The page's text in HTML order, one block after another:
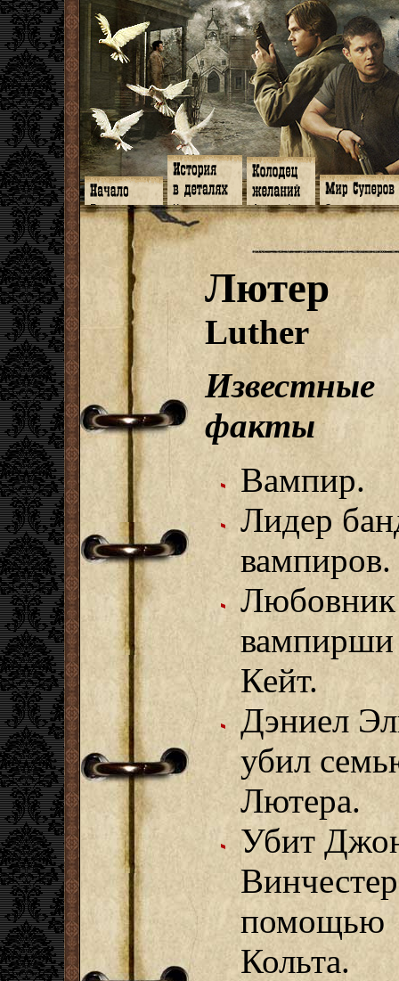
Главная
Программа
Форум
Facebook
Гостевая
Книги
Галереи
Музыка
Видео
Субтитры
Заметки
Мысли
Откровение
Арт-кафе
Игромания
Фанфики
Фанарт
Анекдоты
Передоз
Страшилки
Знакомство
Обитатели
Семейное
Дневник
СИЗО
Суперы от и
Лютер
Luther
Известные
факты
Вампир.
Лидер
вампиров.
Любовник
вампирши
Кейт.
Дэниел
убил
Лютера.
Убит
помощью
Кольта.